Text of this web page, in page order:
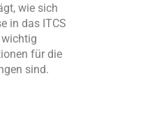
wie sich
in das ITCS
für die
sind.